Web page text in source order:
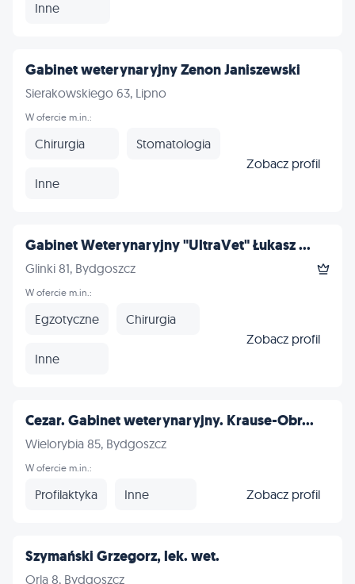
Inne
Gabinet weterynaryjny Zenon Janiszewski
Sierakowskiego 63, Lipno
W ofercie m.in.:
Chirurgia Stomatologia
Inne
Zobacz profil
Gabinet Weterynaryjny "UltraVet" Łukasz ...
Glinki 81, Bydgoszcz
W ofercie m.in.:
Egzotyczne Chirurgia
Inne
Zobacz profil
Cezar. Gabinet weterynaryjny. Krause-Obr...
Wielorybia 85, Bydgoszcz
W ofercie m.in.:
Profilaktyka Inne Zobacz profil
Szymański Grzegorz, lek. wet.
Orla 8, Bydgoszcz